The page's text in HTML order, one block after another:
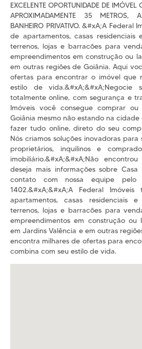
EXCELENTE OPORTUNIDADE DE
APROXIMADAMENTE 35 METROS,
BANHEIRO PRIVATIVO. &#xA;A
de apartamentos, casas residenciais
terrenos, lojas e barracões para
empreendimentos em construção ou
em outras regiões de Goiânia. Aqui
ofertas para encontrar o imóvel que
estilo de
totalmente online, com segurança e
Imóveis você consegue comprar
Goiânia mesmo não estando na
fazer tudo online, direto do seu
Nós criamos soluções inovadoras
proprietários, inquilinos e
imobiliário.&#xA;&#xA;Não
deseja mais informações sobre Casa
contato com nossa equipe pelo
1402.&#xA;&#xA;A Federal
apartamentos, casas residenciais e
terrenos, lojas e barracões para
empreendimentos em construção ou
em Jardins Valência e em outras
encontra milhares de ofertas para
combina com seu estilo de vida.